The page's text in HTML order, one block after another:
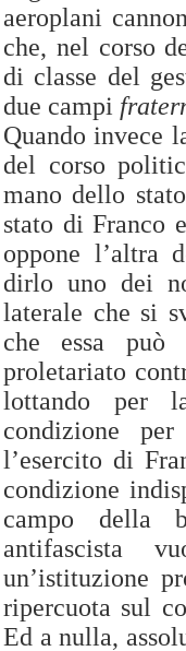
aeroplani
che, nel corso
di classe del
due campi
Quando invece
del corso
mano dello
stato di Franco
oppone l’altra
dirlo uno dei
laterale che si
che essa può
proletariato
lottando per
condizione
l’esercito di
condizione
campo della
antifascista
un’istituzione
ripercuota sul
Ed a nulla,